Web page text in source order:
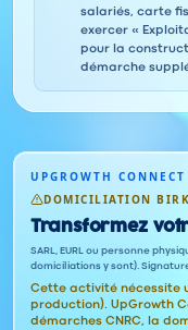
salariés, carte
exercer «
pour la
démarche
UPGROWTH CONNECT
DOMICILIATION
Transformez
SARL, EURL ou personne
domiciliations y sont).
Cette activité nécessite
production). UpGrowth
démarches CNRC, la